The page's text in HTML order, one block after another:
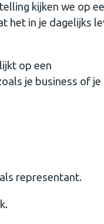
kijken we op
het in je dagelijks
op een
je business of je
representant.